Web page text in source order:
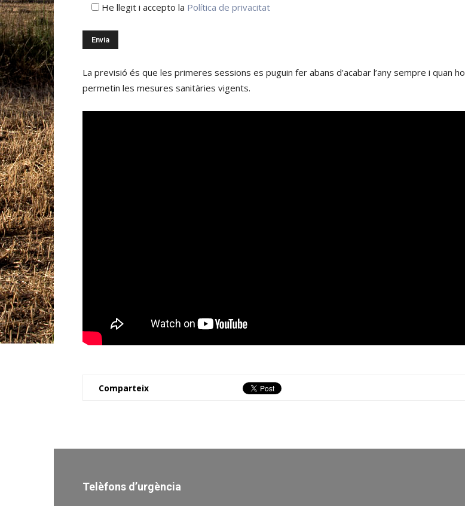
He llegit i accepto la Política de privacitat
La previsió és que les primeres sessions es puguin fer abans d’acabar l’any sempre i quan ho
permetin les mesures sanitàries vigents.
Comparteix
Telèfons d’urgència